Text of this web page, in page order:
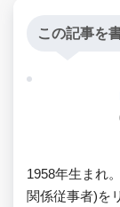
この記事を
1958年生まれ
関係従事者)を